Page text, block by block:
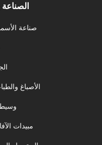
صناعة
الأصباغ
مبيدات